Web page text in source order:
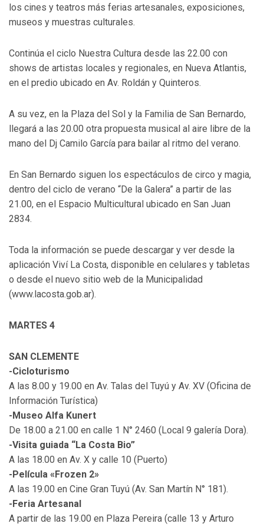
los cines y teatros más ferias artesanales, exposiciones,
museos y muestras culturales.
Continúa el ciclo Nuestra Cultura desde las 22.00 con
shows de artistas locales y regionales, en Nueva Atlantis,
en el predio ubicado en Av. Roldán y Quinteros.
A su vez, en la Plaza del Sol y la Familia de San Bernardo,
llegará a las 20.00 otra propuesta musical al aire libre de la
mano del Dj Camilo García para bailar al ritmo del verano.
En San Bernardo siguen los espectáculos de circo y magia,
dentro del ciclo de verano “De la Galera” a partir de las
21.00, en el Espacio Multicultural ubicado en San Juan
2834.
Toda la información se puede descargar y ver desde la
aplicación Viví La Costa, disponible en celulares y tabletas
o desde el nuevo sitio web de la Municipalidad
(www.lacosta.gob.ar).
MARTES 4
SAN CLEMENTE
-Cicloturismo
A las 8.00 y 19.00 en Av. Talas del Tuyú y Av. XV (Oficina de
Información Turística)
-Museo Alfa Kunert
De 18.00 a 21.00 en calle 1 N° 2460 (Local 9 galería Dora).
-Visita guiada “La Costa Bio”
A las 18.00 en Av. X y calle 10 (Puerto)
-Película «Frozen 2»
A las 19.00 en Cine Gran Tuyú (Av. San Martín N° 181).
-Feria Artesanal
A partir de las 19.00 en Plaza Pereira (calle 13 y Arturo